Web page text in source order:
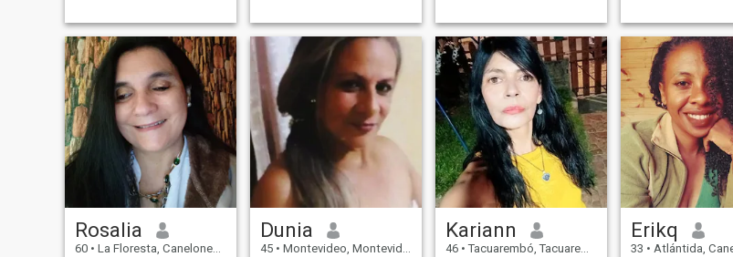
Rosalia
60 • La Floresta, Canelones, Uruguay
Dunia
45 • Montevideo, Montevideo, Uruguay
Kariann
46 • Tacuarembó, Tacuarembó, Uruguay
Erikq
33 • Atlántida,